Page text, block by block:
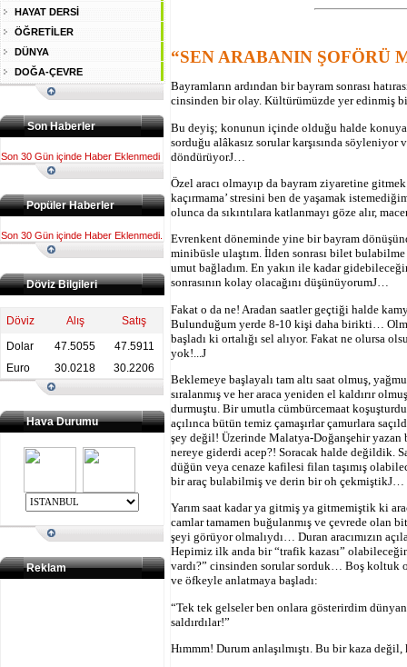
“SEN ARABANIN ŞOFÖRÜ
Bayramların ardından bir bayram sonrası
cinsinden bir olay. Kültürümüzde yer edinmiş
Bu deyiş; konunun içinde olduğu halde konuya
sorduğu alâkasız sorular karşısında
döndürüyorJ
Özel aracı olmayıp da bayram ziyaretine gitmek
kaçırmama’ stresini ben de yaşamak
olunca da sıkıntılara katlanmayı göze alır,
Evrenkent döneminde yine bir bayram
minibüsle ulaştım. İlden sonrası bilet bulabilme
umut bağladım. En yakın ile kadar
sonrasının kolay olacağını düşünüyorumJ…
Fakat o da ne! Aradan saatler geçtiği halde
Bulunduğum yerde 8-10 kişi daha birikti…
başladı ki ortalığı sel alıyor. Fakat ne olursa
yok!... J
Beklemeye başlayalı tam altı saat olmuş,
sıralanmış ve her araca yeniden el kaldırır
durmuştu. Bir umutla cümbürcemaat
açılınca bütün temiz çamaşırlar çamurlara
şey değil! Üzerinde Malatya-Doğanşehir
nereye giderdi acep?! Soracak halde değildik.
düğün veya cenaze kafilesi filan taşımış
bir araç bulabilmiş ve derin bir oh çekmiştikJ
Yarım saat kadar ya gitmiş ya gitmemiştik ki
camlar tamamen buğulanmış ve çevrede olan
şeyi görüyor olmalıydı… Duran aracımızın
Hepimiz ilk anda bir “trafik kazası”
vardı?” cinsinden sorular sorduk… Boş koltuk
ve öfkeyle anlatmaya başladı:
“Tek tek gelseler ben onlara gösterirdim
saldırdılar!”
Hımmm! Durum anlaşılmıştı. Bu bir kaza
HAYAT DERSİ
ÖĞRETİLER
DÜNYA
DOĞA-ÇEVRE
Son Haberler
Son 30 Gün içinde Haber Eklenmedi
Popüler Haberler
Son 30 Gün içinde Haber Eklenmedi.
Döviz Bilgileri
Döviz Alış
Satış
Dolar
47.5055
47.5911
Euro
30.0218 30.2206
Hava Durumu
Reklam